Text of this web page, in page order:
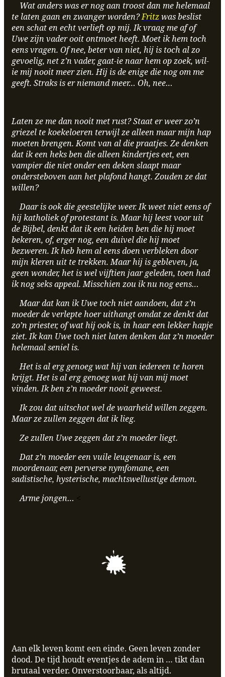
Wat anders was er nog aan troost dan me helemaal
te laten gaan en zwanger worden?Fritzwas beslist
een schat en echt verlieft op mij. Ik vraag me af of
Uwe zijn vader ooit ontmoet heeft. Moet ik hem toch
eens vragen. Of nee, beter van niet, hij is toch al zo
gevoelig, net z’n vader, gaat-ie naar hem op zoek, wil-
ie mij nooit meer zien. Hij is de enige die nog om me
geeft. Straks is er niemand meer… Oh, nee…
Laten ze me dan nooit met rust? Staat er weer zo’n
griezel te koekeloeren terwijl ze alleen maar mijn hap
moeten brengen. Komt van al die praatjes. Ze denken
dat ik een heks ben die alleen kindertjes eet, een
vampier die niet onder een deken slaapt maar
ondersteboven aan het plafond hangt. Zouden ze dat
willen?
Daar is ook die geestelijke weer. Ik weet niet eens of
hij katholiek of protestant is. Maar hij leest voor uit
de Bijbel, denkt dat ik een heiden ben die hij moet
bekeren, of, erger nog, een duivel die hij moet
bezweren. Ik heb hem al eens doen verbleken door
mijn kleren uit te trekken. Maar hij is gebleven, ja,
geen wonder, het is wel vijftien jaar geleden, toen had
ik nog seks appeal. Misschien zou ik nu nog eens…
Maar dat kan ik Uwe toch niet aandoen, dat z’n
moeder de verlepte hoer uithangt omdat ze denkt dat
zo’n priester, of wat hij ook is, in haar een lekker hapje
ziet. Ik kan Uwe toch niet laten denken dat z’n moeder
helemaal seniel is.
Het is al erg genoeg wat hij van iedereen te horen
krijgt. Het is al erg genoeg wat hij van mij moet
vinden. Ik ben z’n moeder nooit geweest.
Ik zou dat uitschot wel de waarheid willen zeggen.
Maar ze zullen zeggen dat ik lieg.
Ze zullen Uwe zeggen dat z’n moeder liegt.
Dat z’n moeder een vuile leugenaar is, een
moordenaar, een perverse nymfomane, een
sadistische, hysterische, machtswellustige demon.
Arme jongen… <
Aan elk leven komt een einde. Geen leven zonder
dood. De tijd houdt eventjes de adem in … tikt dan
brutaal verder. Onverstoorbaar, als altijd.